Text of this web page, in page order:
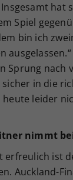
hat
Spiel
bin ich
Sprung nach
sicher in die
heute leider
nimmt
erfreulich ist
Auckland-